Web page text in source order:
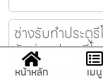
ช่างรับทำประตู
รับซ่อมประตูรีโ
ช่างรับทำประตูรีโมท
หน้าหลัก เมนู